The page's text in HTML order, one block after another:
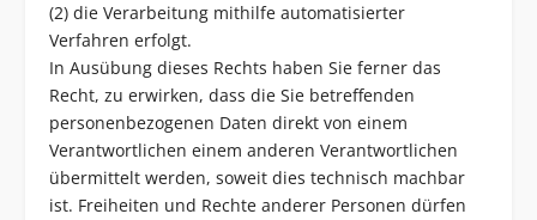
(2) die Verarbeitung mithilfe automatisierter
Verfahren erfolgt.
In Ausübung dieses Rechts haben Sie ferner das
Recht, zu erwirken, dass die Sie betreffenden
personenbezogenen Daten direkt von einem
Verantwortlichen einem anderen Verantwortlichen
übermittelt werden, soweit dies technisch machbar
ist. Freiheiten und Rechte anderer Personen dürfen